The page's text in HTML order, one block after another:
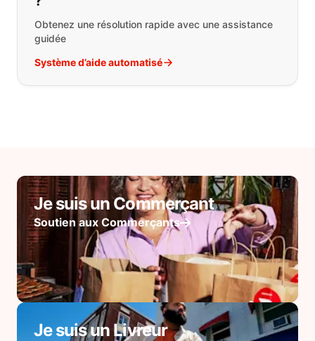
Obtenez une résolution rapide avec une assistance
guidée
Système d’aide automatisé
Je suis un Commerçant
Soutien aux Commerçants
Je suis un Livreur